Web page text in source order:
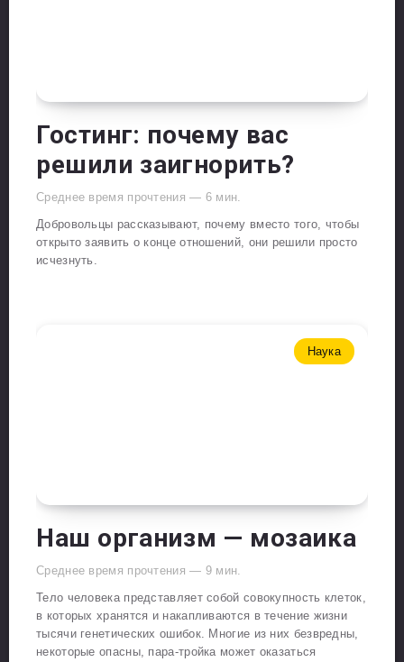
Гостинг: почему вас
решили заигнорить?
Среднее время прочтения — 6 мин.
Добровольцы рассказывают, почему вместо того, чтобы
открыто заявить о конце отношений, они решили просто
исчезнуть.
Наука
Наш организм — мозаика
Среднее время прочтения — 9 мин.
Тело человека представляет собой совокупность клеток,
в которых хранятся и накапливаются в течение жизни
тысячи генетических ошибок. Многие из них безвредны,
некоторые опасны, пара-тройка может оказаться